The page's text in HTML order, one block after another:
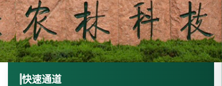
快速通道